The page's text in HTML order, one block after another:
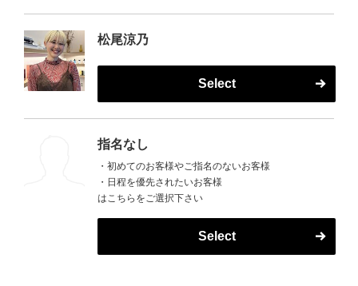
松尾涼乃
Select
指名なし
・初めてのお客様やご指名のないお客様
・日程を優先されたいお客様
はこちらをご選択下さい
Select